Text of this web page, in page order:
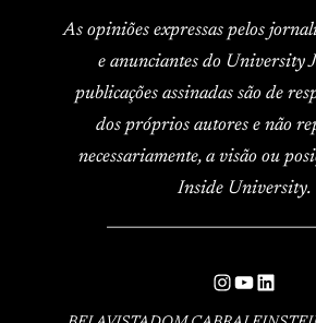
As opiniões expressas pelos
e anunciantes do University
publicações assinadas são de
dos próprios autores e não
necessariamente, a visão ou
Inside University.
Instagram
YouTube
LinkedIn